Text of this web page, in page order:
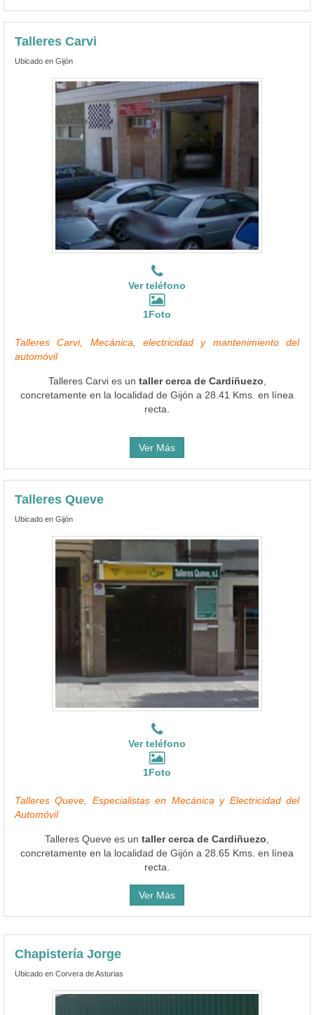
Talleres Carvi
Ubicado en Gijón
Ver teléfono
1Foto
Talleres Carvi, Mecánica, electricidad y mantenimiento del
automóvil
Talleres Carvi es un taller cerca de Cardiñuezo
concretamente en la localidad de Gijón a 28.41 Kms. en línea
recta.
Ver Más
Talleres Queve
Ubicado en Gijón
Ver teléfono
1Foto
Talleres Queve, Especialistas en Mecánica y Electricidad del
Automóvil
Talleres Queve es un taller cerca de Cardiñuezo
concretamente en la localidad de Gijón a 28.65 Kms. en línea
recta.
Ver Más
Chapistería Jorge
Ubicado en Corvera de Asturias